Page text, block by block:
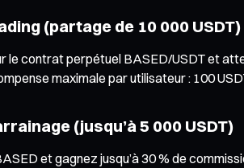
(partage de 10 000 USDT)
le contrat perpétuel BASED/USDT et
maximale par utilisateur : 100
(jusqu’à 5 000 USDT)
et gagnez jusqu’à 30 % de